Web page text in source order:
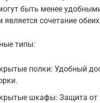
быть менее
является сочетание
типы:
полки: Удобный
шкафы: Защита от